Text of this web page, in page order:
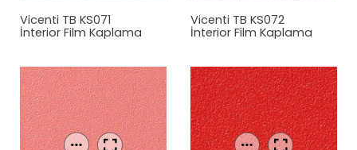
Vicenti TB KS071
İnterior Film Kaplama
Vicenti TB KS072
İnterior Film Kaplama